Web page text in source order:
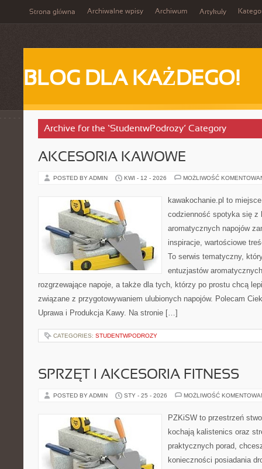
Strona główna Archiwalne wpisy Archiwum Artykuły
BLOG DLA KAŻDEGO!
Archive for the ‘StudentwPodrozy’ Category
AKCESORIA KAWOWE
POSTED BY ADMIN KWI - 12 - 2026 MOŻLIWOŚĆ
kawakochanie.pl to
codzienność spotyka się z
aromatycznych napojów
inspiracje, wartościowe
To serwis tematyczny,
entuzjastów
rozgrzewające napoje, a także dla tych, którzy po prostu chcą
związane z przygotowywaniem ulubionych napojów. Polecam
Uprawa i Produkcja Kawy. Na stronie […]
CATEGORIES: STUDENTWPODROZY
SPRZĘT I AKCESORIA FITNESS
POSTED BY ADMIN STY - 25 - 2026 MOŻLIWOŚĆ
PZKiSW to przestrzeń
kochają kalistenics oraz
praktycznych porad,
konieczności posiadania